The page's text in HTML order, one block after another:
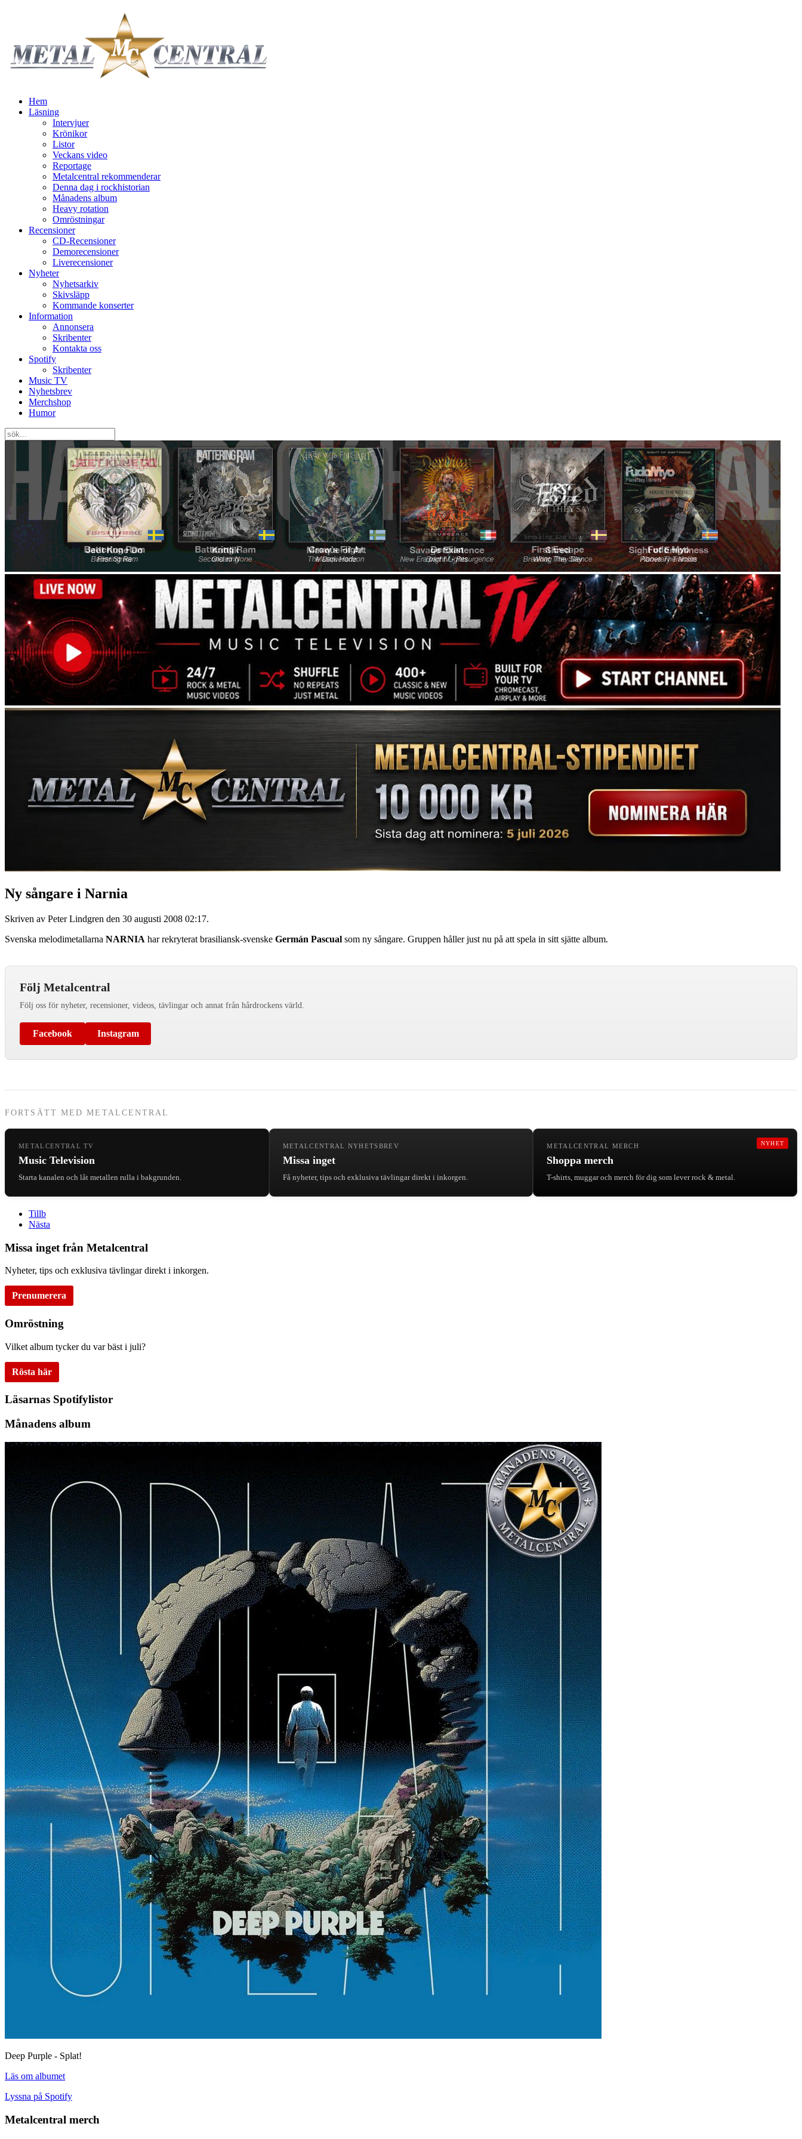
Hem
Läsning
Intervjuer
Krönikor
Listor
Veckans video
Reportage
Metalcentral rekommenderar
Denna dag i rockhistorian
Månadens album
Heavy rotation
Omröstningar
Recensioner
CD-Recensioner
Demorecensioner
Liverecensioner
Nyheter
Nyhetsarkiv
Skivsläpp
Kommande konserter
Information
Annonsera
Skribenter
Kontakta oss
Spotify
Skribenter
Music TV
Nyhetsbrev
Merchshop
Humor
Ny sångare i Narnia
Skriven av Peter Lindgren den 30 augusti 2008 02:17.
Svenska melodimetallarna NARNIA har rekryterat brasiliansk-svenske Germán Pascual som ny sångare. Gruppen håller just nu på att spela in sitt sjätte album.
Följ Metalcentral
Följ oss för nyheter, recensioner, videos, tävlingar och annat från hårdrockens värld.
Facebook Instagram
FORTSÄTT MED METALCENTRAL
METALCENTRAL TV
Music Television
Starta kanalen och låt metallen rulla i bakgrunden.
METALCENTRAL NYHETSBREV
Missa inget
Få nyheter, tips och exklusiva tävlingar direkt i inkorgen.
NYHET
METALCENTRAL MERCH
Shoppa merch
T-shirts, muggar och merch för dig som lever rock & metal.
Tillb
Nästa
Missa inget från Metalcentral
Nyheter, tips och exklusiva tävlingar direkt i inkorgen.
Prenumerera
Omröstning
Vilket album tycker du var bäst i juli?
Rösta här
Läsarnas Spotifylistor
Månadens album
Deep Purple - Splat!
Läs om albumet
Lyssna på Spotify
Metalcentral merch